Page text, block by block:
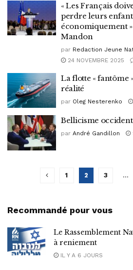
« Les Français
perdre leurs
économiquement
Mandon
par Redaction Jeune
24 NOVEMBRE 2025
La flotte « fantôme
réalité
par Oleg Nesterenko
Bellicisme
par André Gandillon
1 2 3 …
Recommandé pour vous
Le Rassemblement
à reniement
IL Y A 6 JOURS